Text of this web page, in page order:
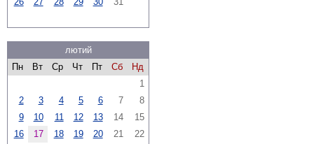
лютий
Пн
Вт Ср Чт Пт Сб
Нд
1
2
3 4 5 6 7
8
9
10 11 12 13 14
15
16
17 18 19 20 21
22